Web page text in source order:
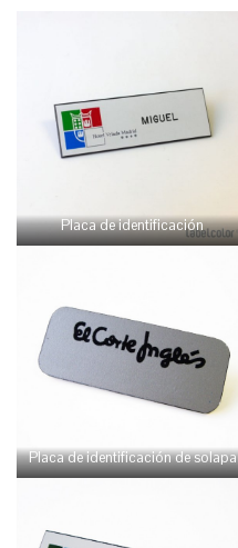
Placa de identificación
Placa de identificación de solapa